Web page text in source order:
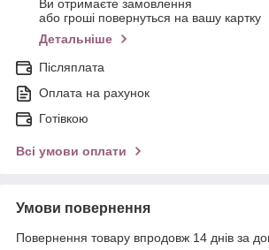
Ви отримаєте замовлення
або гроші повернуться на вашу картку
Детальніше
Післяплата
Оплата на рахунок
Готівкою
Всі умови оплати
Умови повернення
Повернення товару впродовж 14 днів за